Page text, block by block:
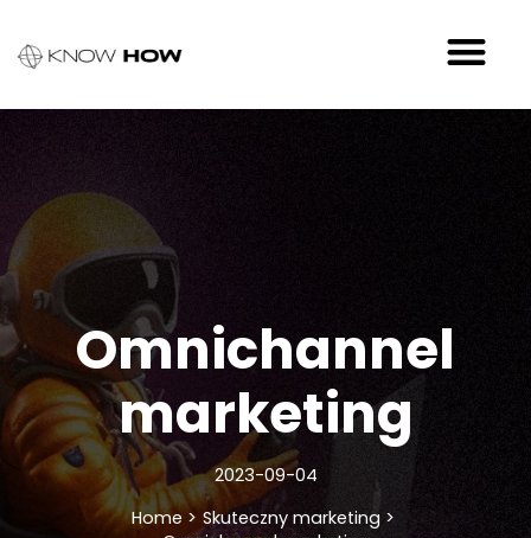
content
Omnichannel
marketing
2023-09-04
Home
Skuteczny marketing
navigation